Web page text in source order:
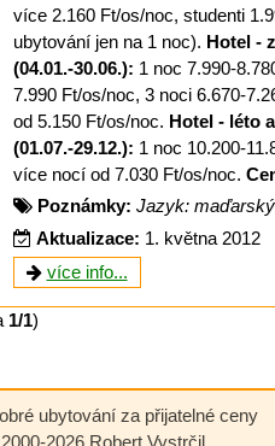
více 2.160 Ft/os/noc, studenti
ubytování jen na 1 noc). Hotel -
(04.01.-30.06.): 1 noc 7.990-
7.990 Ft/os/noc, 3 noci 6.670-
od 5.150 Ft/os/noc. Hotel - léto
(01.07.-29.12.): 1 noc 10.200-
více nocí od 7.030 Ft/os/noc.
Poznámky: Jazyk:
Aktualizace: 1. května 2012
více info...
1/1)
ubytování za přijatelné ceny
2026 Robert Vystrčil